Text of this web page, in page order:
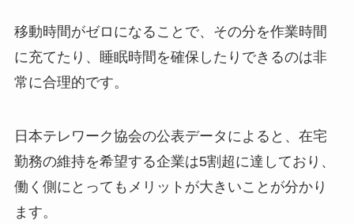
移動時間がゼロになることで、その分を作業時間
に充てたり、睡眠時間を確保したりできるのは非
常に合理的です。
日本テレワーク協会の公表データによると、在宅
勤務の維持を希望する企業は5割超に達しており、
働く側にとってもメリットが大きいことが分かり
ます。